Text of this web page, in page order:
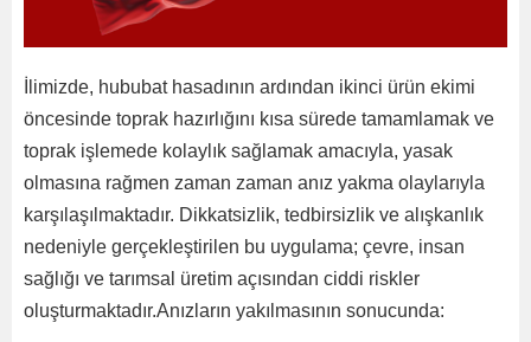
İlimizde, hububat hasadının ardından ikinci ürün ekimi
öncesinde toprak hazırlığını kısa sürede tamamlamak ve
toprak işlemede kolaylık sağlamak amacıyla, yasak
olmasına rağmen zaman zaman anız yakma olaylarıyla
karşılaşılmaktadır. Dikkatsizlik, tedbirsizlik ve alışkanlık
nedeniyle gerçekleştirilen bu uygulama; çevre, insan
sağlığı ve tarımsal üretim açısından ciddi riskler
oluşturmaktadır.Anızların yakılmasının sonucunda: